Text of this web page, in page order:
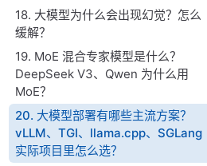
18. 大模型为什么会出现幻觉？怎么
缓解？
19. MoE 混合专家模型是什么？
DeepSeek V3、Qwen 为什么用
MoE？
20. 大模型部署有哪些主流方案？
vLLM、TGI、llama.cpp、SGLang
实际项目里怎么选？